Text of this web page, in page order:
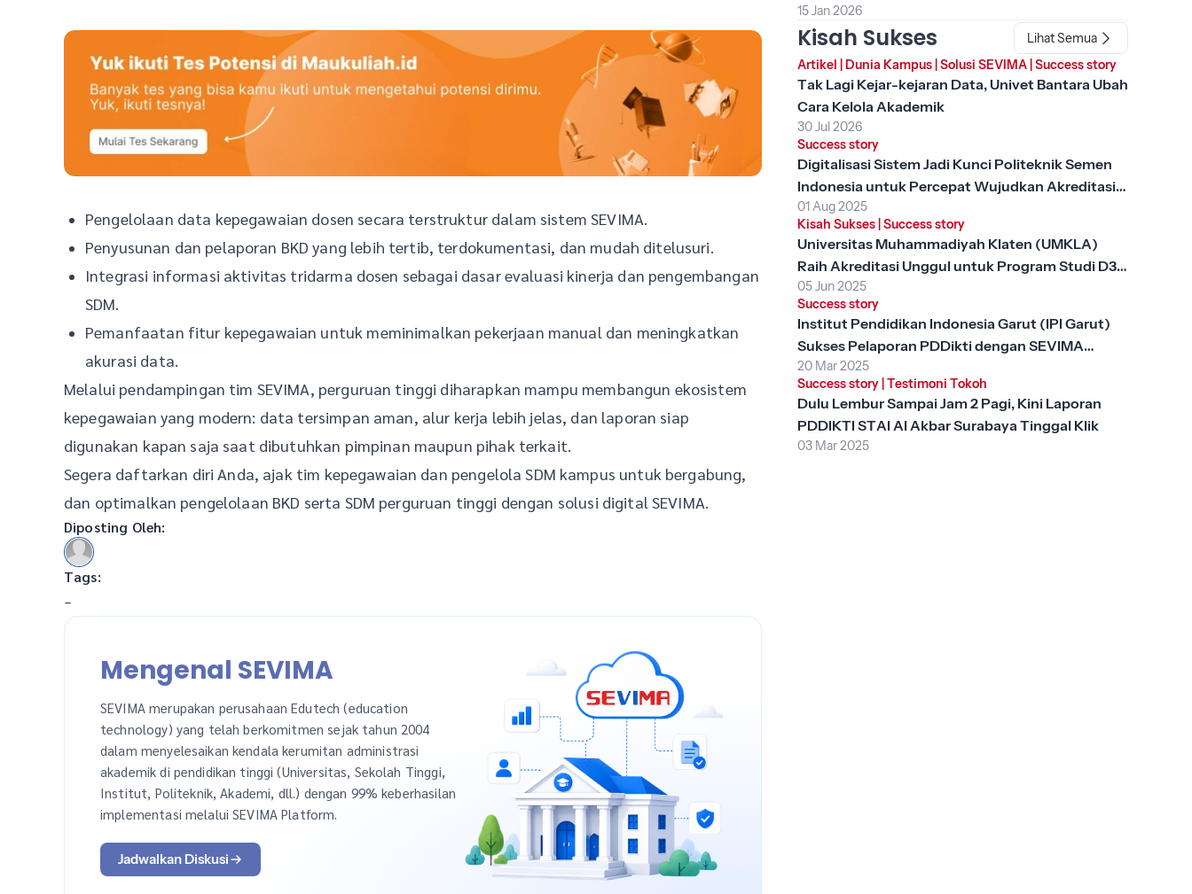
Pengelolaan data kepegawaian dosen secara terstruktur dalam sistem SEVIMA.
Penyusunan dan pelaporan BKD yang lebih tertib, terdokumentasi, dan mudah ditelusuri.
Integrasi informasi aktivitas tridarma dosen sebagai dasar evaluasi kinerja dan pengembangan
SDM.
Pemanfaatan fitur kepegawaian untuk meminimalkan pekerjaan manual dan meningkatkan
akurasi data.
Melalui pendampingan tim SEVIMA, perguruan tinggi diharapkan mampu membangun ekosistem
kepegawaian yang modern: data tersimpan aman, alur kerja lebih jelas, dan laporan siap
digunakan kapan saja saat dibutuhkan pimpinan maupun pihak terkait.
Segera daftarkan diri Anda, ajak tim kepegawaian dan pengelola SDM kampus untuk bergabung,
dan optimalkan pengelolaan BKD serta SDM perguruan tinggi dengan solusi digital SEVIMA.
Diposting Oleh:
Tags:
-
Mengenal SEVIMA
SEVIMA merupakan perusahaan Edutech (education
technology) yang telah berkomitmen sejak tahun 2004
dalam menyelesaikan kendala kerumitan administrasi
akademik di pendidikan tinggi (Universitas, Sekolah Tinggi,
Institut, Politeknik, Akademi, dll.) dengan 99% keberhasilan
implementasi melalui SEVIMA Platform.
Jadwalkan Diskusi
15 Jan 2026
Kisah Sukses
Lihat Semua
Artikel Dunia Kampus| Solusi SEVIMA| Success story
Tak Lagi Kejar-kejaran Data, Univet Bantara Ubah
Cara Kelola Akademik
30 Jul 2026
Success story
Digitalisasi Sistem Jadi Kunci Politeknik Semen
Indonesia untuk Percepat Wujudkan Akreditasi
Unggul
01 Aug 2025
Kisah Sukses| Success story
Universitas Muhammadiyah Klaten (UMKLA)
Raih Akreditasi Unggul untuk Program Studi D3
Keperawatan dengan SEVIMA Platform
05 Jun 2025
Success story
Institut Pendidikan Indonesia Garut (IPI Garut)
Sukses Pelaporan PDDikti dengan SEVIMA
Platform
20 Mar 2025
Success story| Testimoni Tokoh
Dulu Lembur Sampai Jam 2 Pagi, Kini Laporan
PDDIKTI STAI Al Akbar Surabaya Tinggal Klik
03 Mar 2025